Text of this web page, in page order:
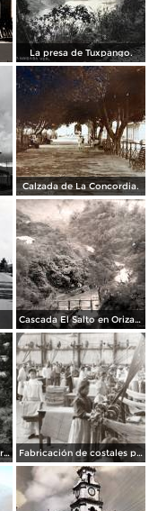
La presa de Tuxpango.
Calzada de La Concordia.
Cascada El Salto en Orizaba, Veracruz por el Fotógrafo Hugo Brehme.
Parque Castillo con la Parroquia Fabricación de costales para café en la compañía Santa Getrudis